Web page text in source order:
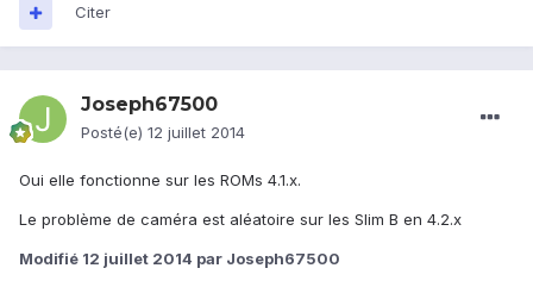
Citer
Joseph67500
Posté(e) 12 juillet 2014
Oui elle fonctionne sur les ROMs 4.1.x.
Le problème de caméra est aléatoire sur les Slim B en 4.2.x
Modifié 12 juillet 2014 par Joseph67500